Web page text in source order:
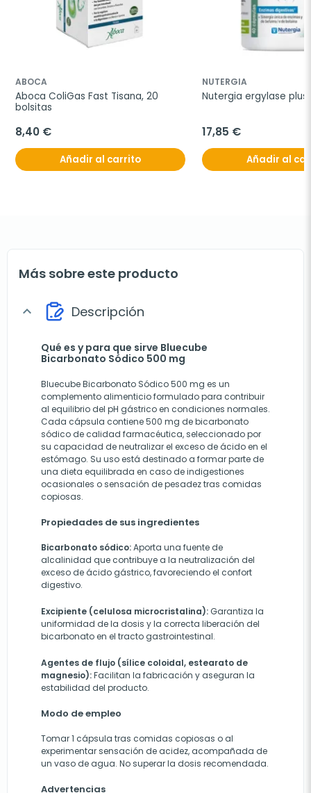
ABOCA
Aboca ColiGas Fast Tisana, 20
bolsitas
8,40 €
Añadir al carrito
NUTERGIA
Nutergia ergylase
17,85 €
Añadir al
Más sobre este producto
expand_more Descripción
Qué es y para que sirve Bluecube
Bicarbonato Sódico 500 mg
Bluecube Bicarbonato Sódico 500 mg es un
complemento alimenticio formulado para contribuir
al equilibrio del pH gástrico en condiciones normales.
Cada cápsula contiene 500 mg de bicarbonato
sódico de calidad farmacéutica, seleccionado por
su capacidad de neutralizar el exceso de ácido en el
estómago. Su uso está destinado a formar parte de
una dieta equilibrada en caso de indigestiones
ocasionales o sensación de pesadez tras comidas
copiosas.
Propiedades de sus ingredientes
Bicarbonato sódico:Aporta una fuente de
alcalinidad que contribuye a la neutralización del
exceso de ácido gástrico, favoreciendo el confort
digestivo.
Excipiente (celulosa microcristalina): Garantiza la
uniformidad de la dosis y la correcta liberación del
bicarbonato en el tracto gastrointestinal.
Agentes de flujo (sílice coloidal, estearato de
magnesio):Facilitan la fabricación y aseguran la
estabilidad del producto.
Modo de empleo
Tomar 1 cápsula tras comidas copiosas o al
experimentar sensación de acidez, acompañada de
un vaso de agua. No superar la dosis recomendada.
Advertencias